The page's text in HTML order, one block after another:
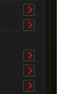
Toggle
submenu
Toggle
Toggle
submenu
Toggle
submenu
Toggle